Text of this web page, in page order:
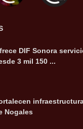
DIF Sonora
3 mil 150 ...
Nogales